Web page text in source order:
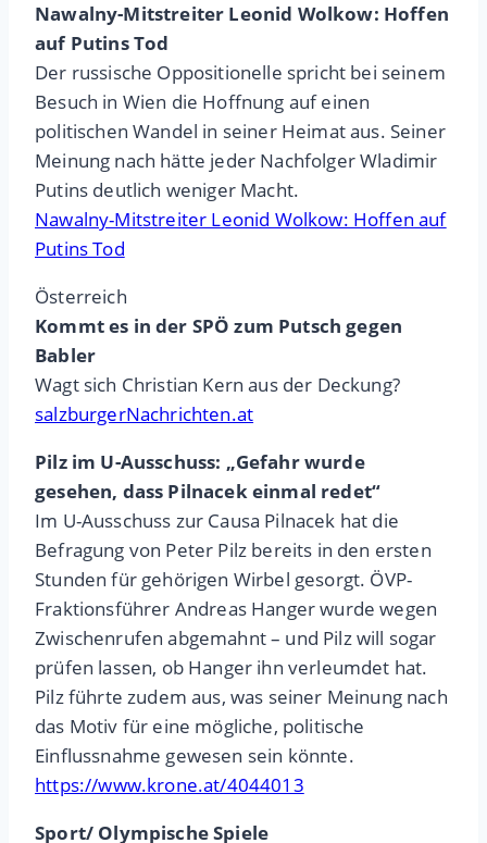
Nawalny-Mitstreiter Leonid Wolkow: Hoffen
auf Putins Tod
Der russische Oppositionelle spricht bei seinem
Besuch in Wien die Hoffnung auf einen
politischen Wandel in seiner Heimat aus. Seiner
Meinung nach hätte jeder Nachfolger Wladimir
Putins deutlich weniger Macht.
Nawalny-Mitstreiter Leonid Wolkow: Hoffen auf
Putins Tod
Österreich
Kommt es in der SPÖ zum Putsch gegen
Babler
Wagt sich Christian Kern aus der Deckung?
salzburgerNachrichten.at
Pilz im U-Ausschuss: „Gefahr wurde
gesehen, dass Pilnacek einmal redet“
Im U-Ausschuss zur Causa Pilnacek hat die
Befragung von Peter Pilz bereits in den ersten
Stunden für gehörigen Wirbel gesorgt. ÖVP-
Fraktionsführer Andreas Hanger wurde wegen
Zwischenrufen abgemahnt – und Pilz will sogar
prüfen lassen, ob Hanger ihn verleumdet hat.
Pilz führte zudem aus, was seiner Meinung nach
das Motiv für eine mögliche, politische
Einflussnahme gewesen sein könnte.
https://www.krone.at/4044013
Sport/ Olympische Spiele